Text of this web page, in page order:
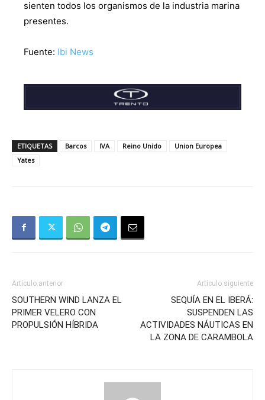
sienten todos los organismos de la industria marina
presentes.
Fuente: Ibi News
ETIQUETAS Barcos IVA Reino Unido
Union Europea
Yates
Artículo anterior
SOUTHERN WIND LANZA EL
PRIMER VELERO CON
PROPULSIÓN HÍBRIDA
Artículo siguiente
SEQUÍA EN EL IBERÁ:
SUSPENDEN LAS
ACTIVIDADES NÁUTICAS EN
LA ZONA DE CARAMBOLA